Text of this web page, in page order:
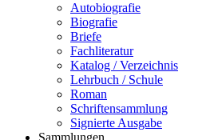
Autobiografie
Biografie
Briefe
Fachliteratur
Katalog / Verzeichnis
Lehrbuch / Schule
Roman
Schriftensammlung
Signierte Ausgabe
Sammlungen